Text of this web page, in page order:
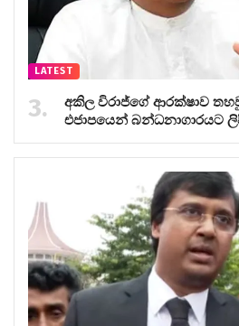
LATEST
අකිල විරාජ්ගේ ආරක්ෂාව
එජාපයෙන් බන්ධනාගාරයට